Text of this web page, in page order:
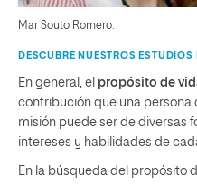
Mar Souto Romero.
DESCUBRE NUESTROS ESTUDIOS
En general, el propósito de
contribución que una persona
misión puede ser de diversas
intereses y habilidades de
En la búsqueda del propósito